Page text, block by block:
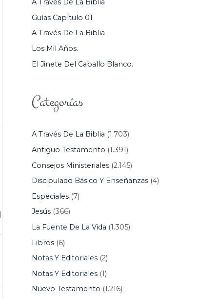
R
:
A Través De La Biblia
Guías Capítulo 01
A Través De La Biblia
Los Mil Años.
El Jinete Del Caballo Blanco.
Categorías
A Través De La Biblia (1.703)
Antiguo Testamento (1.391)
Consejos Ministeriales(2.145)
Discipulado Básico Y Enseñanzas(4)
Especiales(7)
Jesús(366)
La Fuente De La Vida (1.305)
Libros(6)
Notas Y Editoriales(2)
Notas Y Editoriales(1)
Nuevo Testamento (1.216)